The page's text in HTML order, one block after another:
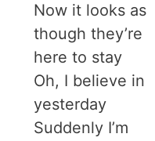
Now it looks as
though they’re
here to stay
Oh, I believe in
yesterday
Suddenly I’m